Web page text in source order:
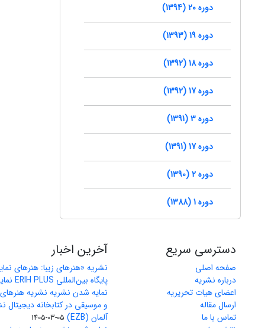
دوره 20 (1394)
دوره 19 (1393)
دوره 18 (1392)
دوره 17 (1392)
دوره 3 (1391)
دوره 17 (1391)
دوره 2 (1390)
دوره 1 (1388)
دسترسی سریع
صفحه اصلی
درباره نشریه
اعضای هیات تحریریه
ارسال مقاله
تماس با ما
آخرین اخبار
نشریه «هنرهای زیبا: هنرهای
پایگاه بین‌المللی ERIH PLUS نمایه شد
نمایه شدن نشریه نشریه
و موسیقی در کتابخانه دیجیتال
آلمان (EZB)
1405-03-05